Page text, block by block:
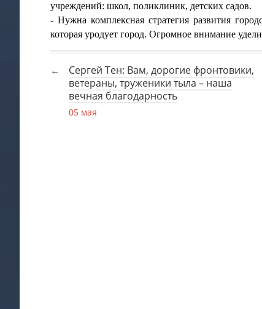
учреждений: школ, поликлиник, детских садов.
- Нужна комплексная стратегия развития
которая уродует город. Огромное внимание
Сергей Тен: Вам, дорогие фронтовики,
ветераны, труженики тыла – наша
вечная благодарность
05 мая